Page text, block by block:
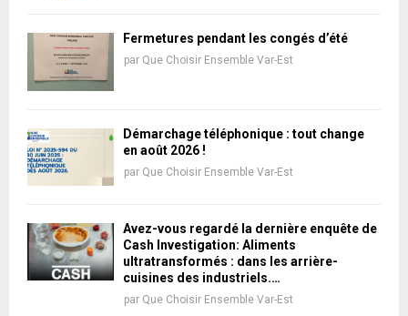
Fermetures pendant les congés d’été
par Que Choisir Ensemble Var-Est
Démarchage téléphonique : tout change
en août 2026 !
par Que Choisir Ensemble Var-Est
Avez-vous regardé la dernière enquête de
Cash Investigation: Aliments
ultratransformés : dans les arrière-
cuisines des industriels.…
par Que Choisir Ensemble Var-Est